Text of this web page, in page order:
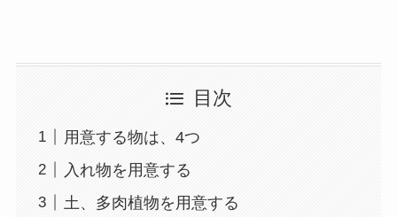
目次
用意する物は、4つ
入れ物を用意する
土、多肉植物を用意する